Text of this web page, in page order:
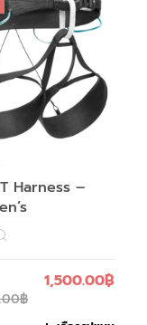
Harness –
฿
1,500.00฿